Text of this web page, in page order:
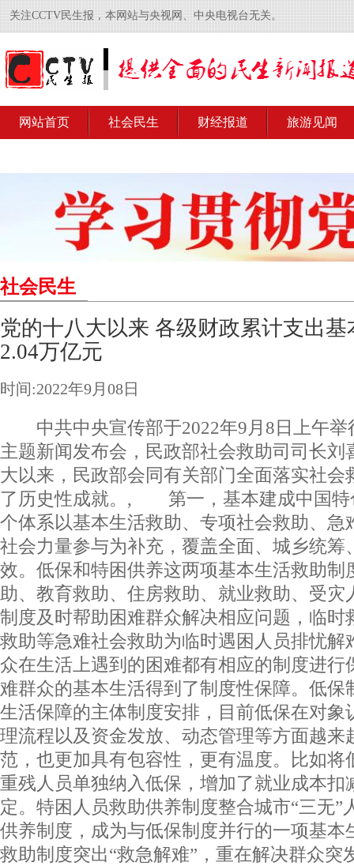
关注CCTV民生报，本网站与央视网、中央电视台无关。
网站首页 社会民生 财经报道 旅游见闻
社会民生
党的十八大以来 各级财政累计支出
2.04万亿元
时间:2022年9月08日
中共中央宣传部于2022年9月8日上午举
主题新闻发布会，民政部社会救助司司长刘
大以来，民政部会同有关部门全面落实社会
了历史性成就。, 第一，基本建成中国特
个体系以基本生活救助、专项社会救助、急
社会力量参与为补充，覆盖全面、城乡统筹
效。低保和特困供养这两项基本生活救助制
助、教育救助、住房救助、就业救助、受灾
制度及时帮助困难群众解决相应问题，临时
救助等急难社会救助为临时遇困人员排忧解
众在生活上遇到的困难都有相应的制度
难群众的基本生活得到了制度性保障。低保
生活保障的主体制度安排，目前低保在对象
理流程以及资金发放、动态管理等方面越来
范，也更加具有包容性，更有温度。比如将
重残人员单独纳入低保，增加了就业成本扣
定。特困人员救助供养制度整合城市“三无”
供养制度，成为与低保制度并行的一项基本
救助制度突出“救急解难”，重在解决群众突